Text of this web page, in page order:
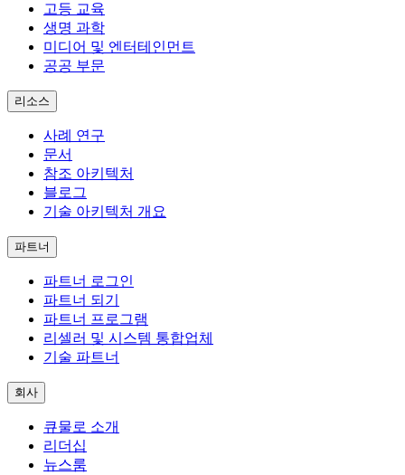
고등 교육
생명 과학
미디어 및 엔터테인먼트
공공 부문
리소스
사례 연구
문서
참조 아키텍처
블로그
기술 아키텍처 개요
파트너
파트너 로그인
파트너 되기
파트너 프로그램
리셀러 및 시스템 통합업체
기술 파트너
회사
큐물로 소개
리더십
뉴스룸